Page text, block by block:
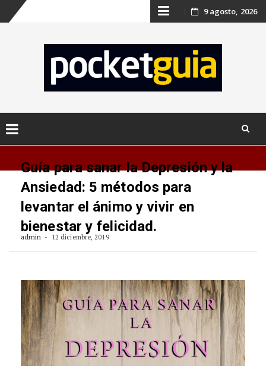
Skip
content
9 agosto, 2026
Guía para sanar la Depresión y la
Ansiedad: 5 métodos para
levantar el ánimo y vivir en
bienestar y felicidad.
admin 12 diciembre, 2019